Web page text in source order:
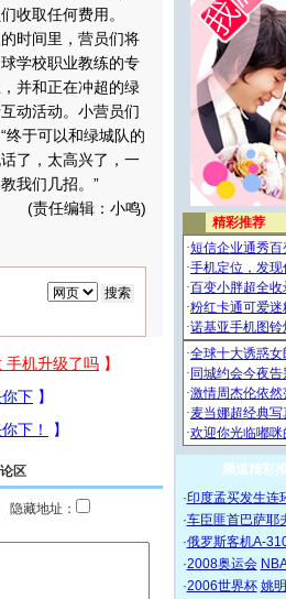
收取任何费用。
间里，营员们将
学校职业教练的专
并和正在冲超的绿
动活动。小营员们
终于可以和绿城队的
了，太高兴了，一
我们几招。”
(责任编辑：小鸣)
区
隐藏地址：
频道精彩
·印度孟买发生连
·车臣匪首巴萨耶
·俄罗斯客机A-
·2008奥运会
·2006世界杯 姚明